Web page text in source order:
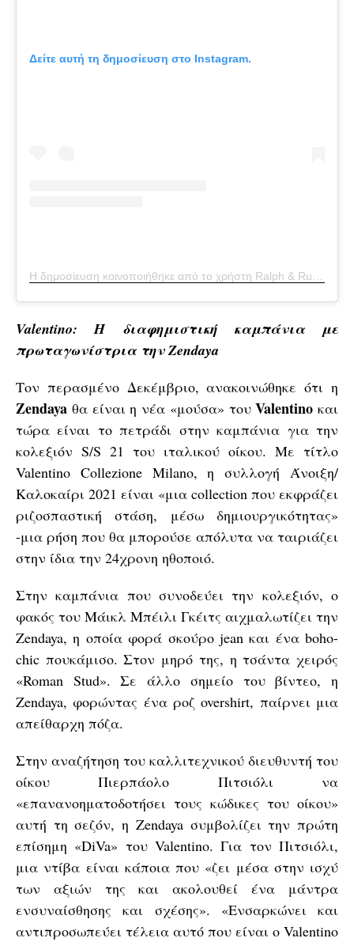
Δείτε αυτή τη δημοσίευση στο Instagram.
Η δημοσίευση κοινοποιήθηκε από το χρήστη Ralph & Russo (@ralphandrusso)
Valentino: Η διαφημιστική καμπάνια με
πρωταγωνίστρια την Zendaya
Τον περασμένο Δεκέμβριο, ανακοινώθηκε ότι η
Zendaya θα είναι η νέα «μούσα» τουValentino και
τώρα είναι το πετράδι στην καμπάνια για την
κολεξιόν S/S 21 του ιταλικού οίκου. Με τίτλο
Valentino Collezione Milano, η συλλογή Άνοιξη/
Καλοκαίρι 2021 είναι «μια collection που εκφράζει
ριζοσπαστική στάση, μέσω δημιουργικότητας»
-μια ρήση που θα μπορούσε απόλυτα να ταιριάζει
στην ίδια την 24χρονη ηθοποιό.
Στην καμπάνια που συνοδεύει την κολεξιόν, ο
φακός του Μάικλ Μπέιλι Γκέιτς αιχμαλωτίζει την
Zendaya, η οποία φορά σκούρο jean και ένα boho-
chic πουκάμισο. Στον μηρό της, η τσάντα χειρός
«Roman Stud». Σε άλλο σημείο του βίντεο, η
Zendaya, φορώντας ένα ροζ overshirt, παίρνει μια
απείθαρχη πόζα.
Στην αναζήτηση του καλλιτεχνικού διευθυντή του
οίκου Πιερπάολο Πιτσιόλι να
«επανανοηματοδοτήσει τους κώδικες του οίκου»
αυτή τη σεζόν, η Zendaya συμβολίζει την πρώτη
επίσημη «DiVa» του Valentino. Για τον Πιτσιόλι,
μια ντίβα είναι κάποια που «ζει μέσα στην ισχύ
των αξιών της και ακολουθεί ένα μάντρα
ενσυναίσθησης και σχέσης». «Ενσαρκώνει και
αντιπροσωπεύει τέλεια αυτό που είναι ο Valentino